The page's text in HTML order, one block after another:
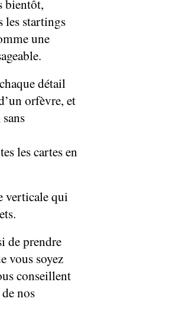
bientôt,
les startings
une
détail
orfèvre, et
les cartes en
verticale qui
de prendre
vous soyez
conseillent
nos